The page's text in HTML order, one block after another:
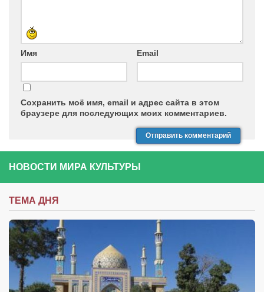
Имя Email
Сохранить моё имя, email и адрес сайта в этом
браузере для последующих моих комментариев.
НОВОСТИ МИРА КУЛЬТУРЫ
ТЕМА ДНЯ